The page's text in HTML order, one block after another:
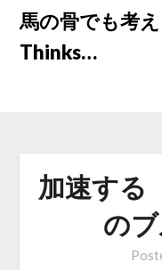
Skip
content
馬の骨でも考
Thinks…
加速する
の